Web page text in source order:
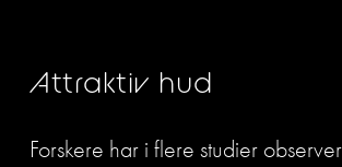
Attraktiv hud
Forskere har i flere studier